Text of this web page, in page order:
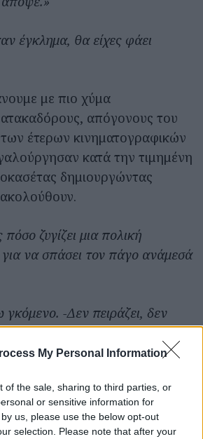
My Personal Information
of the sale, sharing to third parties, or
or sensitive information for
us, please use the below opt-out
selection. Please note that after your
έγκλημα, θα είχες φάει
με πιο χύμα
απόγονους του
έτερων κινηματογραφικών
κατά την τιμημένη
δημιουργώντας
ζυγίζει μια πολική
να σπάσει τον πάγο ανάμεσά
-Δεν πειράζει, δεν
Γιατί όλη νύχτα γυρίζεις